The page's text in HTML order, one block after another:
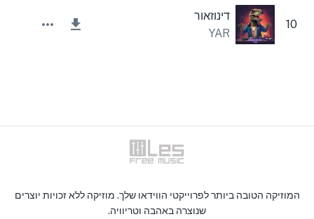
10
דינוזאור
YAR
המוזיקה הטובה ביותר לפרוייקטי הווידאו שלך. מוזיקה ללא זכויות יוצרים
שנוצרה באהבה וטריוויה.